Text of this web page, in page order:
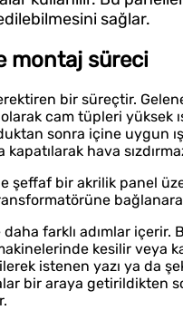
sağlar.
montaj süreci
bir süreçtir.
cam tüpleri yüksek
sonra içine uygun
hava
şeffaf bir akrilik panel
daha farklı adımlar
kesilir veya
istenen yazı ya da
bir araya getirildikten